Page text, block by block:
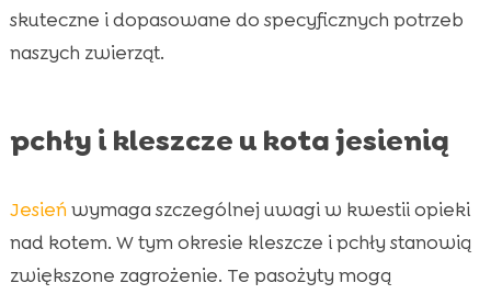
skuteczne i dopasowane do specyficznych potrzeb
naszych zwierząt.
pchły i kleszcze u kota jesienią
Jesień wymaga szczególnej uwagi w kwestii opieki
nad kotem. W tym okresie kleszcze i pchły stanowią
zwiększone zagrożenie. Te pasożyty mogą